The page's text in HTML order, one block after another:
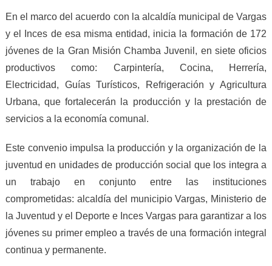
En el marco del acuerdo con la alcaldía municipal de Vargas
y el Inces de esa misma entidad, inicia la formación de 172
jóvenes de la Gran Misión Chamba Juvenil, en siete oficios
productivos como: Carpintería, Cocina, Herrería,
Electricidad, Guías Turísticos, Refrigeración y Agricultura
Urbana, que fortalecerán la producción y la prestación de
servicios a la economía comunal.
Este convenio impulsa la producción y la organización de la
juventud en unidades de producción social que los integra a
un trabajo en conjunto entre las instituciones
comprometidas: alcaldía del municipio Vargas, Ministerio de
la Juventud y el Deporte e Inces Vargas para garantizar a los
jóvenes su primer empleo a través de una formación integral
continua y permanente.